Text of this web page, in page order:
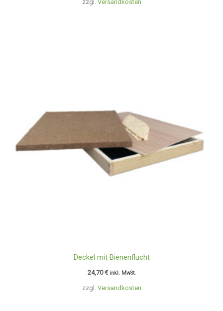
zzgl. Versandkosten
zzgl. Versandkosten
Deckel mit Bienenflucht
24,70€ inkl. MwSt.